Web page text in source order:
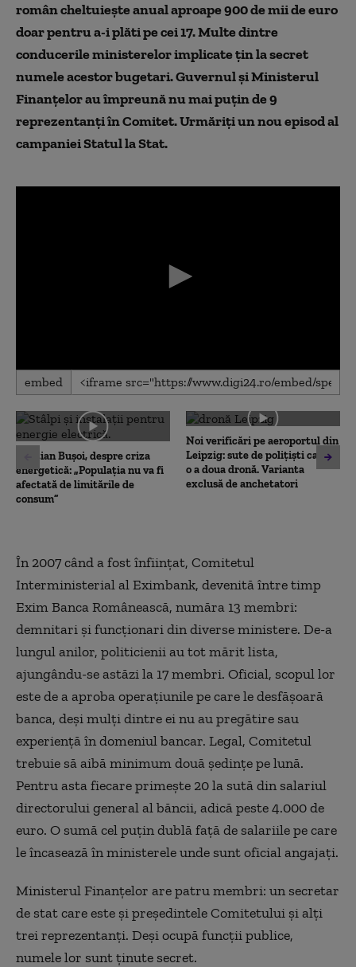
român cheltuiește anual aproape 900 de mii de euro
doar pentru a-i plăti pe cei 17. Multe dintre
conducerile ministerelor implicate țin la secret
numele acestor bugetari. Guvernul și Ministerul
Finanțelor au împreună nu mai puțin de 9
reprezentanți în Comitet. Urmăriți un nou episod al
campaniei Statul la Stat.
0
seconds
0
seconds
embed
Cristian Bușoi, despre criza
energetică: „Populația nu va fi
afectată de limitările de
consum”
Noi verificări pe aeroportul din
Leipzig: sute de polițiști caută
o a doua dronă. Varianta
exclusă de anchetatori
În 2007 când a fost înființat, Comitetul
Interministerial al Eximbank, devenită între timp
Exim Banca Românească, număra 13 membri:
demnitari și funcționari din diverse ministere. De-a
lungul anilor, politicienii au tot mărit lista,
ajungându-se astăzi la 17 membri. Oficial, scopul lor
este de a aproba operațiunile pe care le desfășoară
banca, deși mulți dintre ei nu au pregătire sau
experiență în domeniul bancar. Legal, Comitetul
trebuie să aibă minimum două ședințe pe lună.
Pentru asta fiecare primește 20 la sută din salariul
directorului general al băncii, adică peste 4.000 de
euro. O sumă cel puțin dublă față de salariile pe care
le încasează în ministerele unde sunt oficial angajați.
Ministerul Finanțelor are patru membri: un secretar
de stat care este și președintele Comitetului și alți
trei reprezentanți. Deși ocupă funcții publice,
numele lor sunt ținute secret.